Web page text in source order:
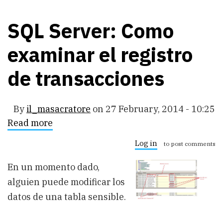
SQL Server: Como
examinar el registro
de transacciones
Byil_masacratore on 27 February, 2014 - 10:25
Read more
el
registro
de
transacciones
Log in to post comments
En un momento dado,
alguien puede modificar los
datos de una tabla sensible.